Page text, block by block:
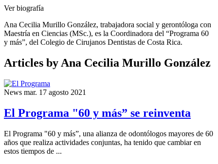
Ver biografía
Ana Cecilia Murillo González, trabajadora social y gerontóloga con
Maestría en Ciencias (MSc.), es la Coordinadora del “Programa 60
y más”, del Colegio de Cirujanos Dentistas de Costa Rica.
Articles by Ana Cecilia Murillo González
News mar. 17 agosto 2021
El Programa "60 y más” se reinventa
El Programa "60 y más”, una alianza de odontólogos mayores de 60
años que realiza actividades conjuntas, ha tenido que cambiar en
estos tiempos de ...